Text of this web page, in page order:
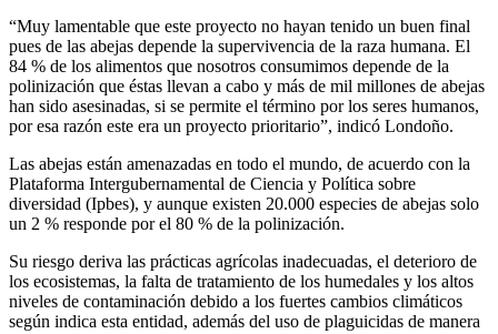
“Muy lamentable que este proyecto no hayan tenido un buen final
pues de las abejas depende la supervivencia de la raza humana. El
84 % de los alimentos que nosotros consumimos depende de la
polinización que éstas llevan a cabo y más de mil millones de abejas
han sido asesinadas, si se permite el término por los seres humanos,
por esa razón este era un proyecto prioritario”, indicó Londoño.
Las abejas están amenazadas en todo el mundo, de acuerdo con la
Plataforma Intergubernamental de Ciencia y Política sobre
diversidad (Ipbes), y aunque existen 20.000 especies de abejas solo
un 2 % responde por el 80 % de la polinización.
Su riesgo deriva las prácticas agrícolas inadecuadas, el deterioro de
los ecosistemas, la falta de tratamiento de los humedales y los altos
niveles de contaminación debido a los fuertes cambios climáticos
según indica esta entidad, además del uso de plaguicidas de manera